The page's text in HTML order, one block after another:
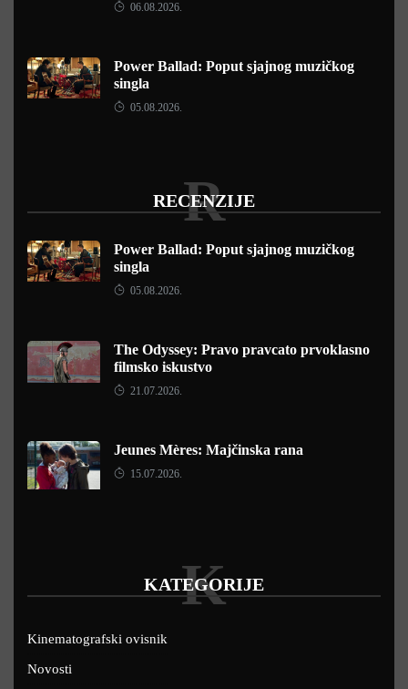
06.08.2026.
Power Ballad: Poput sjajnog muzičkog
singla
05.08.2026.
RECENZIJE
R
Power Ballad: Poput sjajnog muzičkog
singla
05.08.2026.
The Odyssey: Pravo pravcato prvoklasno
filmsko iskustvo
21.07.2026.
Jeunes Mères: Majčinska rana
15.07.2026.
KATEGORIJE
K
Kinematografski ovisnik
Novosti